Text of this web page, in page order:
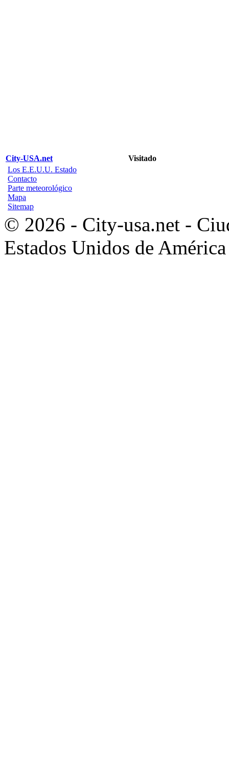
City-USA.net
Visitado
Los E.E.U.U. Estado
Contacto
Parte meteorológico
Mapa
Sitemap
© 2026 - City-usa.net -
Estados Unidos de América